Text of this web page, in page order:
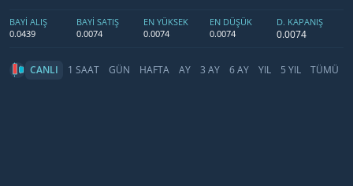
BAYİ ALIŞ
0.0439
BAYİ SATIŞ
0.0074
EN YÜKSEK
0.0074
EN DÜŞÜK
0.0074
D. KAPANIŞ
0.0074
CANLI 1 SAAT GÜN HAFTA AY 3 AY 6 AY YIL 5 YIL TÜMÜ